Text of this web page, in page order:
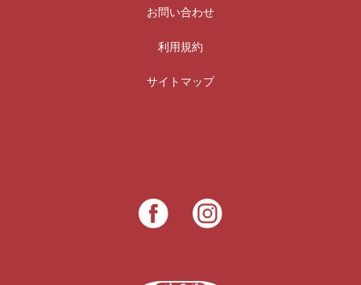
お問い合わせ
利用規約
サイトマップ